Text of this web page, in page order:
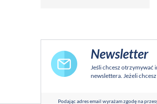
Newsletter
Jeśli chcesz otrzymywać
newslettera. Jeżeli
Podając adres email wyrażam zgodę na